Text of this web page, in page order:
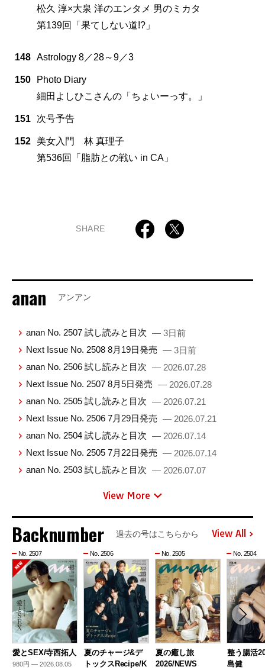
松久 淳×大泉 洋のエンタメ 男のミカタ
第139回「果てしない道!?」
148 Astrology 8／28～9／3
150
Photo Diary
細田よしひこさんの「ちょいーっす。」
151 次号予告
152
美女入門 林 真理子
第536回「脂肪との戦い in CA」
SHARE
anan アンアン
anan No. 2507 試し読みと目次 — 3日前
Next Issue No. 2508 8月19日発売 — 3日前
anan No. 2506 試し読みと目次 — 2026.07.28
Next Issue No. 2507 8月5日発売 — 2026.07.28
anan No. 2505 試し読みと目次 — 2026.07.21
Next Issue No. 2506 7月29日発売 — 2026.07.21
anan No. 2504 試し読みと目次 — 2026.07.14
Next Issue No. 2505 7月22日発売 — 2026.07.14
anan No. 2503 試し読みと目次 — 2026.07.07
View More
Backnumber 過去の号はこちらから View All
No. 2507
愛とSEX/寺西拓人
980円 — 2026.08.05
No. 2506
夏のチャージ&デ
トックスRecipe/K
No. 2505
夏の癒し旅
2026/NEWS
No. 2504
整う腸活
島健